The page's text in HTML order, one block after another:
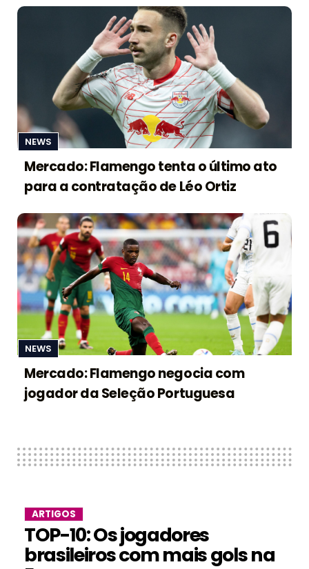
NEWS
Mercado: Flamengo tenta o último ato
para a contratação de Léo Ortiz
NEWS
Mercado: Flamengo negocia com
jogador da Seleção Portuguesa
ARTIGOS
TOP-10: Os jogadores
brasileiros com mais gols na